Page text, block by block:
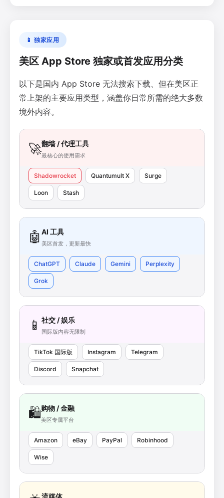
📱 独家应用
美区 App Store 独家或首发应用分类
以下是国内 App Store 无法搜索下载、但在美区正
常上架的主要应用类型，涵盖你日常所需的绝大多数
境外内容。
🚀翻墙 / 代理工具
最核心的使用需求
Shadowrocket Quantumult X Surge
Loon Stash
🤖 AI 工具
美区首发，更新最快
ChatGPT Claude Gemini Perplexity
Grok
📱 社交 / 娱乐
国际版内容无限制
TikTok 国际版 Instagram Telegram
Discord Snapchat
🛍️购物 / 金融
美区专属平台
Amazon eBay PayPal Robinhood
Wise
流媒体